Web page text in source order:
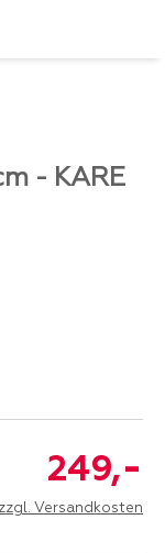
- KARE
249,-
Versandkosten